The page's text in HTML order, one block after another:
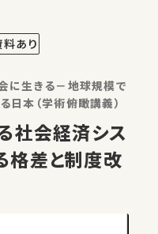
料あり
に生きる－地球規模で
本（学術俯瞰講義）
格差と制度改